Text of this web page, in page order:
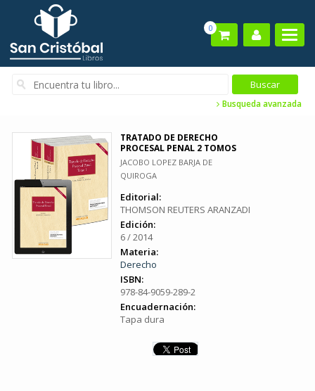
0
Busqueda avanzada
TRATADO DE DERECHO
PROCESAL PENAL 2 TOMOS
JACOBO LOPEZ BARJA DE
QUIROGA
Editorial:
THOMSON REUTERS ARANZADI
Edición:
6 / 2014
Materia:
Derecho
ISBN:
978-84-9059-289-2
Encuadernación:
Tapa dura